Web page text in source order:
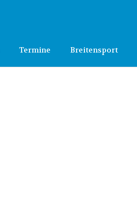
Termine Breitensport